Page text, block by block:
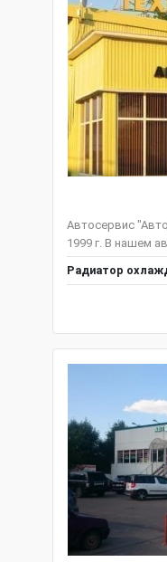
Автосервис
1999 г. В нашем
Радиатор